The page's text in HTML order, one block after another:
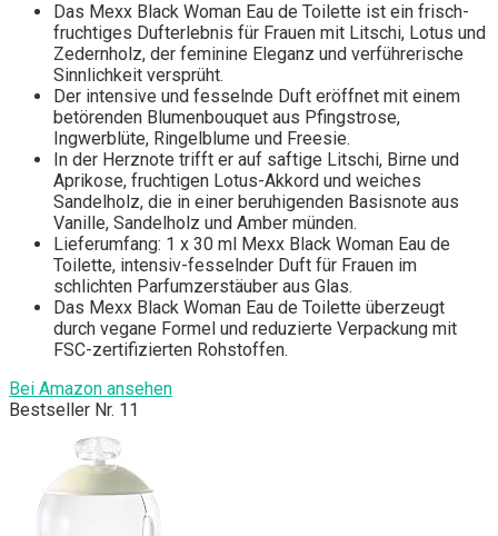
Das Mexx Black Woman Eau de Toilette ist ein frisch-
fruchtiges Dufterlebnis für Frauen mit Litschi, Lotus und
Zedernholz, der feminine Eleganz und verführerische
Sinnlichkeit versprüht.
Der intensive und fesselnde Duft eröffnet mit einem
betörenden Blumenbouquet aus Pfingstrose,
Ingwerblüte, Ringelblume und Freesie.
In der Herznote trifft er auf saftige Litschi, Birne und
Aprikose, fruchtigen Lotus-Akkord und weiches
Sandelholz, die in einer beruhigenden Basisnote aus
Vanille, Sandelholz und Amber münden.
Lieferumfang: 1 x 30 ml Mexx Black Woman Eau de
Toilette, intensiv-fesselnder Duft für Frauen im
schlichten Parfumzerstäuber aus Glas.
Das Mexx Black Woman Eau de Toilette überzeugt
durch vegane Formel und reduzierte Verpackung mit
FSC-zertifizierten Rohstoffen.
Bei Amazon ansehen
Bestseller Nr. 11